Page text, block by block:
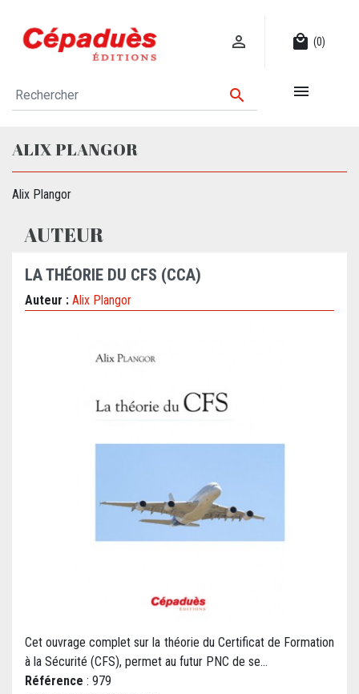
 local_mall (0)
 
ALIX PLANGOR
Alix Plangor
AUTEUR
LA THÉORIE DU CFS (CCA)
Auteur : Alix Plangor
Cet ouvrage complet sur la théorie du Certificat de Formation
à la Sécurité (CFS), permet au futur PNC de se...
Référence : 979